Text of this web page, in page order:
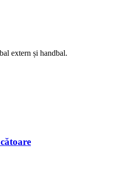
extern și handbal.